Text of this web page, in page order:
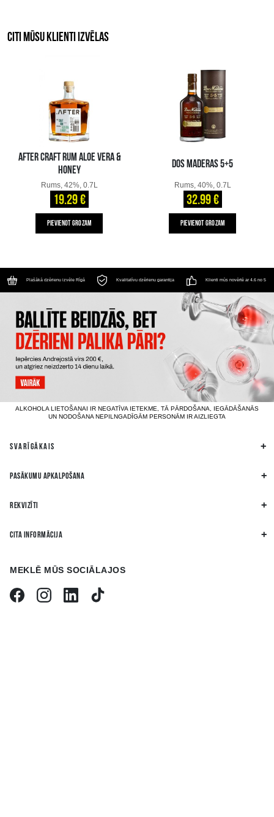
CITI MŪSU KLIENTI IZVĒLAS
AFTER CRAFT RUM ALOE VERA &
HONEY
Rums, 42%, 0.7L
19.29 €
PIEVIENOT GROZAM
DOS MADERAS 5+5
Rums, 40%, 0.7L
32.99 €
PIEVIENOT GROZAM
Plašākā dzērienu izvēle Rīgā Kvalitatīvu dzērienu garantija Klienti mūs novērtē ar 4.6 no 5
ALKOHOLA LIETOŠANAI IR NEGATĪVA IETEKME, TĀ PĀRDOŠANA, IEGĀDĀŠANĀS
UN NODOŠANA NEPILNGADĪGĀM PERSONĀM IR AIZLIEGTA
SVARĪGĀKAIS
PASĀKUMU APKALPOŠANA
REKVIZĪTI
CITA INFORMĀCIJA
MEKLĒ MŪS SOCIĀLAJOS